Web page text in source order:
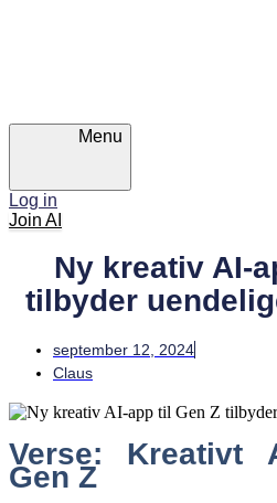
Menu
Log in
Join AI
Ny kreativ AI-
tilbyder
september 12, 2024
Claus
Verse: Kreativt
Gen Z